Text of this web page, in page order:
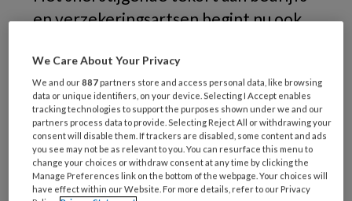
en verzekeringsartsen begint nu ook
pijn te doen. Lees de kranten er maar
op na.
Bekijk nog eens de uitzending van
PREMIUM
We Care About Your Privacy
We and our887 partners store and access personal data, like browsing
data or unique identifiers, on your device. Selecting I Accept enables
tracking technologies to support the purposes shown under we and our
partners process data to provide. Selecting Reject All or withdrawing your
consent will disable them. If trackers are disabled, some content and ads
you see may not be as relevant to you. You can resurface this menu to
change your choices or withdraw consent at any time by clicking the
Manage Preferences link on the bottom of the webpage. Your choices will
have effect within our Website. For more details, refer to our Privacy